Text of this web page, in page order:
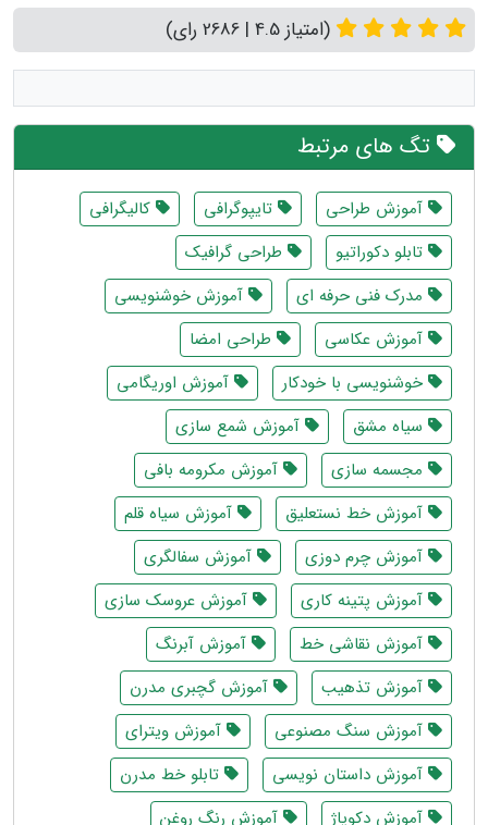
(امتیاز 4.5 | 2686 رای)
تگ های مرتبط
آموزش طراحی تایپوگرافی
کالیگرافی
تابلو دکوراتیو
طراحی گرافیک
مدرک فنی حرفه ای
آموزش خوشنویسی
آموزش عکاسی
طراحی امضا
خوشنویسی با خودکار
آموزش اوریگامی
سیاه مشق
آموزش شمع سازی
مجسمه سازی
آموزش مکرومه بافی
آموزش خط نستعلیق
آموزش سیاه قلم
آموزش چرم دوزی
آموزش سفالگری
آموزش پتینه کاری
آموزش عروسک سازی
آموزش نقاشی خط
آموزش آبرنگ
آموزش تذهیب
آموزش گچبری مدرن
آموزش سنگ مصنوعی
آموزش ویترای
آموزش داستان نویسی
تابلو خط مدرن
آموزش دکوپاژ
آموزش رنگ روغن